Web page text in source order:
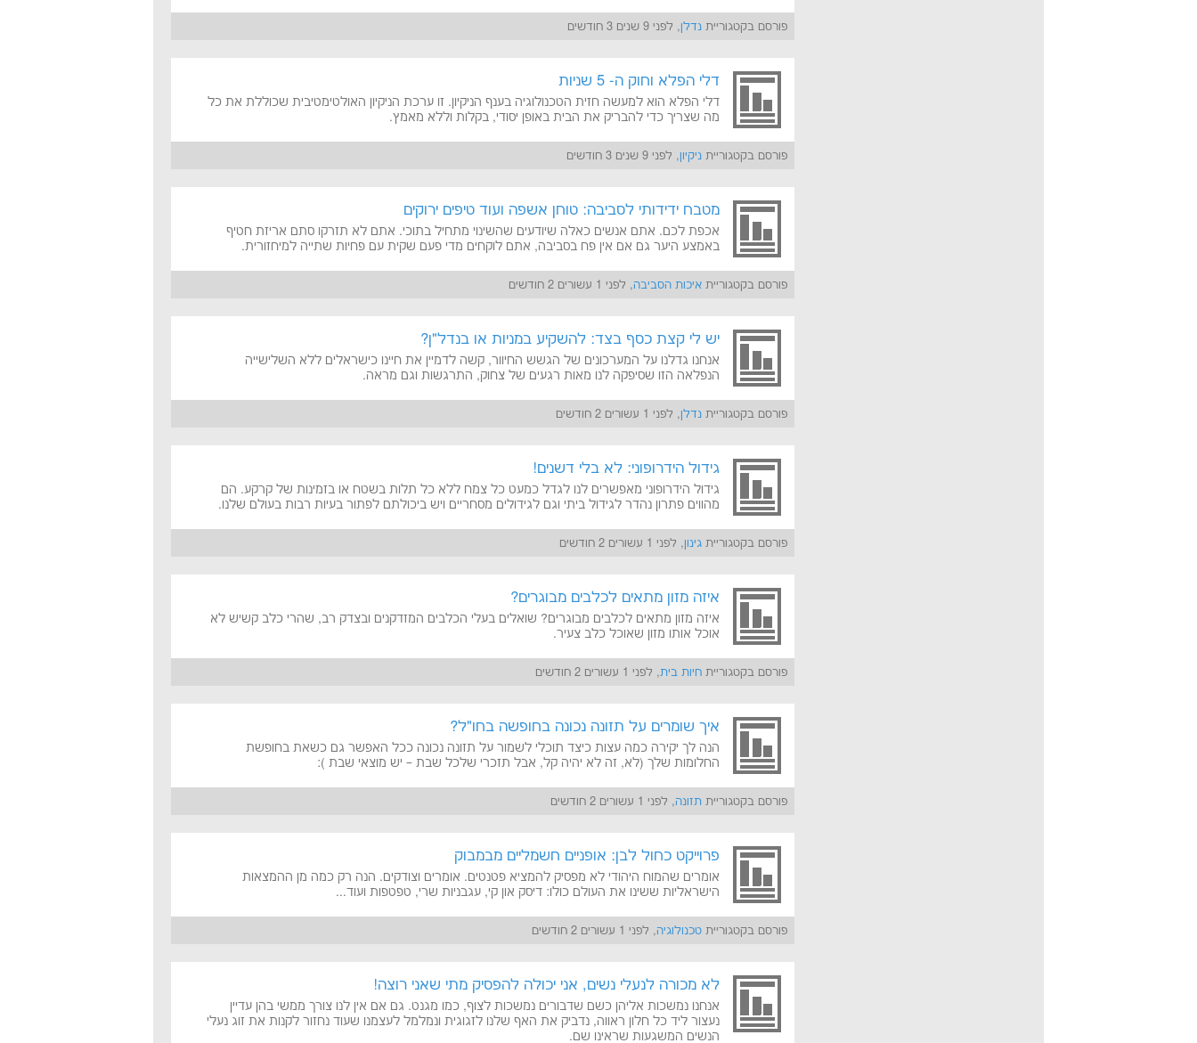
פורסם בקטגוריית נדלן, לפני 9 שנים 3 חודשים
דלי הפלא וחוק ה- 5 שניות
דלי הפלא הוא למעשה חזית הטכנולוגיה בענף הניקיון. זו ערכת הניקיון האולטימטיבית שכוללת את כל
מה שצריך כדי להבריק את הבית באופן יסודי, בקלות וללא מאמץ.
פורסם בקטגוריית ניקיון, לפני 9 שנים 3 חודשים
מטבח ידידותי לסביבה: טוחן אשפה ועוד טיפים ירוקים
אכפת לכם. אתם אנשים כאלה שיודעים שהשינוי מתחיל בתוכי. אתם לא תזרקו סתם אריזת חטיף
באמצע היער גם אם אין פח בסביבה, אתם לוקחים מדי פעם שקית עם פחיות שתייה למיחזורית.
פורסם בקטגוריית איכות הסביבה, לפני 1 עשורים 2 חודשים
יש לי קצת כסף בצד: להשקיע במניות או בנדל"ן?
אנחנו גדלנו על המערכונים של הגשש החיוור, קשה לדמיין את חיינו כישראלים ללא השלישייה
הנפלאה הזו שסיפקה לנו מאות רגעים של צחוק, התרגשות וגם מראה.
פורסם בקטגוריית נדלן, לפני 1 עשורים 2 חודשים
גידול הידרופוני: לא בלי דשנים!
גידול הידרופוני מאפשרים לנו לגדל כמעט כל צמח ללא כל תלות בשטח או בזמינות של קרקע. הם
מהווים פתרון נהדר לגידול ביתי וגם לגידולים מסחריים ויש ביכולתם לפתור בעיות רבות בעולם שלנו.
פורסם בקטגוריית גינון, לפני 1 עשורים 2 חודשים
איזה מזון מתאים לכלבים מבוגרים?
איזה מזון מתאים לכלבים מבוגרים? שואלים בעלי הכלבים המזדקנים ובצדק רב, שהרי כלב קשיש לא
אוכל אותו מזון שאוכל כלב צעיר.
פורסם בקטגוריית חיות בית, לפני 1 עשורים 2 חודשים
איך שומרים על תזונה נכונה בחופשה בחו"ל?
הנה לך יקירה כמה עצות כיצד תוכלי לשמור על תזונה נכונה ככל האפשר גם כשאת בחופשת
החלומות שלך (לא, זה לא יהיה קל, אבל תזכרי שלכל שבת – יש מוצאי שבת ):
פורסם בקטגוריית תזונה, לפני 1 עשורים 2 חודשים
פרוייקט כחול לבן: אופניים חשמליים מבמבוק
אומרים שהמוח היהודי לא מפסיק להמציא פטנטים. אומרים וצודקים. הנה רק כמה מן ההמצאות
הישראליות ששינו את העולם כולו: דיסק און קי, עגבניות שרי, טפטפות ועוד...
פורסם בקטגוריית טכנולוגיה, לפני 1 עשורים 2 חודשים
לא מכורה לנעלי נשים, אני יכולה להפסיק מתי שאני רוצה!
אנחנו נמשכות אליהן כשם שדבורים נמשכות לצוף, כמו מגנט. גם אם אין לנו צורך ממשי בהן עדיין
נעצור ליד כל חלון ראווה, נדביק את האף שלנו לזגוגית ונמלמל לעצמנו שעוד נחזור לקנות את זוג נעלי
הנשים המשגעות שראינו שם.